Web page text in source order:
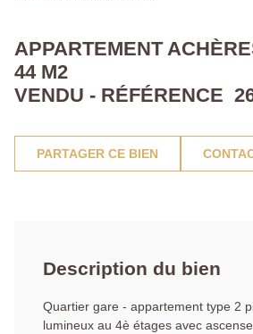
APPARTEMENT
44 M2
VENDU - RÉFÉRENCE
PARTAGER CE BIEN
Description du bien
Quartier gare - appartement type 2
lumineux au 4è étages avec